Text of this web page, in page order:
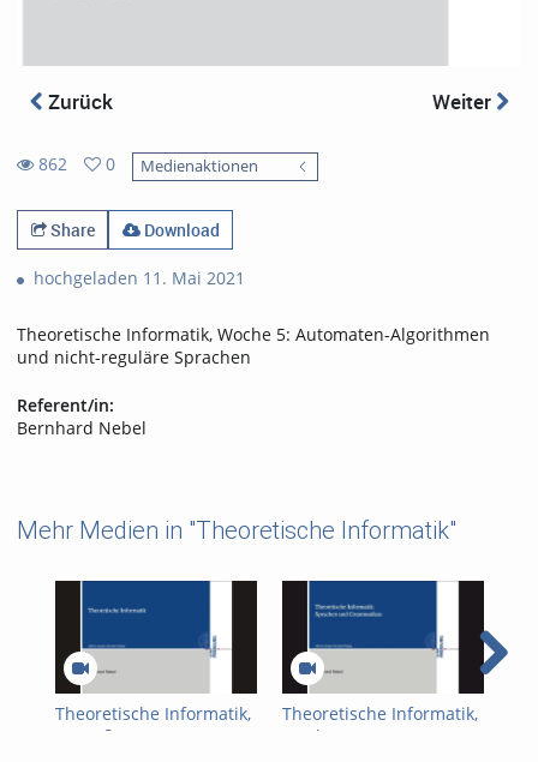
Zurück Weiter
862
views
0
favorites
Medienaktionen
Share Download
hochgeladen 11. Mai 2021
Theoretische Informatik, Woche 5: Automaten-Algorithmen
und nicht-reguläre Sprachen
Referent/in:
Bernhard Nebel
Mehr Medien in "Theoretische Informatik"
Theoretische Informatik,
Begrüßung
Theoretische Informatik,
Woche 1